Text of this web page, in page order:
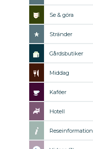
Se & göra
Stränder
Gårdsbutiker
Middag
Kaféer
Hotell
Reseinformation